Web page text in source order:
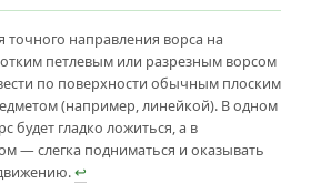
точного направления ворса на
петлевым или разрезным ворсом
по поверхности обычным плоским
(например, линейкой). В одном
будет гладко ложиться, а в
— слегка подниматься и оказывать
↩